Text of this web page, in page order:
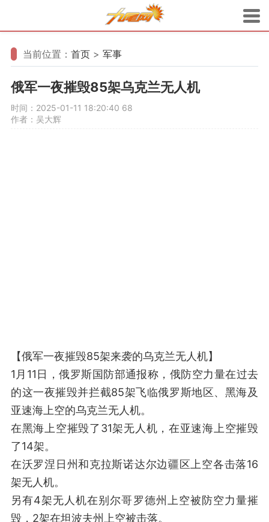
当前位置： 首页 > 军事
俄军一夜摧毁85架乌克兰无人机
时间：2025-01-11 18:20:40 68
作者：吴大辉
【俄军一夜摧毁85架来袭的乌克兰无人机】
1月11日，俄罗斯国防部通报称，俄防空力量在过去
的这一夜摧毁并拦截85架飞临俄罗斯地区、黑海及
亚速海上空的乌克兰无人机。
在黑海上空摧毁了31架无人机，在亚速海上空摧毁
了14架。
在沃罗涅日州和克拉斯诺达尔边疆区上空各击落16
架无人机。
另有4架无人机在别尔哥罗德州上空被防空力量摧
毁，2架在坦波夫州上空被击落。